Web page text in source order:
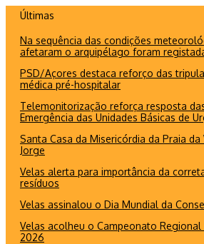
conteúdo
Últimas
Na sequência das condições
afetaram o arquipélago foram
PSD/Açores destaca reforço das
médica pré-hospitalar
Telemonitorização reforça resposta
Emergência das Unidades Básicas de
Santa Casa da Misericórdia da Praia
Jorge
Velas alerta para importância da
resíduos
Velas assinalou o Dia Mundial da
Velas acolheu o Campeonato Regional
2026